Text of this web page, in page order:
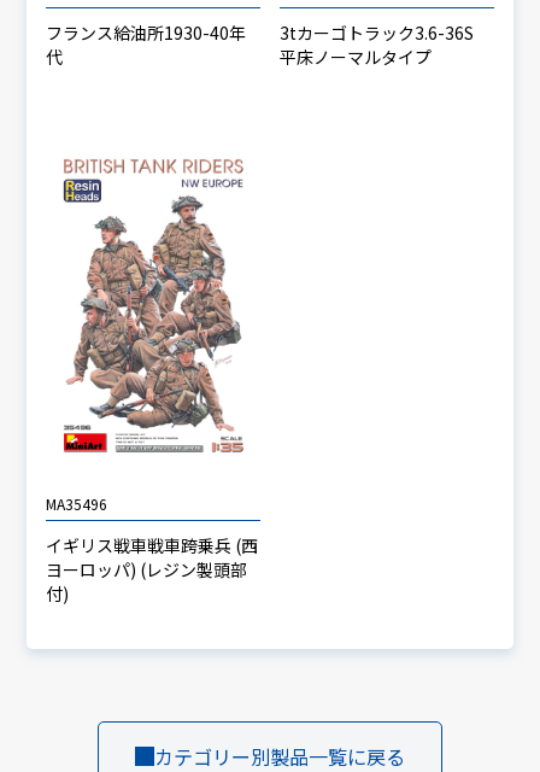
フランス給油所1930-40年
代
3tカーゴトラック3.6-36S
平床ノーマルタイプ
MA35496
イギリス戦車戦車跨乗兵 (西
ヨーロッパ) (レジン製頭部
付)
カテゴリー別製品一覧に戻る